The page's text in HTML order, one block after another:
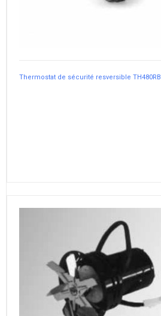
Thermostat de sécurité resversible TH480RB